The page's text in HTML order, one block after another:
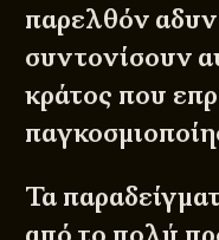
παρελθόν
συντονίσουν
κράτος που
Τα